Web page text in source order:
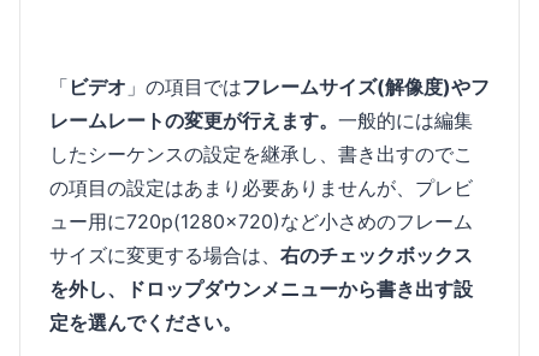
「 ビデオ 」の項目ではフレームサイズ(解像度)やフ
レームレートの変更が行えます。 一般的には編集
したシーケンスの設定を継承し、書き出すのでこ
の項目の設定はあまり必要ありませんが、プレビ
ュー用に720p(1280x720)など小さめのフレーム
サイズに変更する場合は、 右のチェックボックス
を外し、ドロップダウンメニューから書き出す設
定を選んでください。